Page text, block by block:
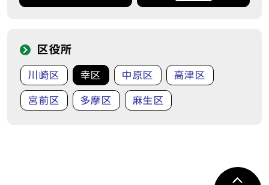
区役所
川崎区 幸区 中原区 高津区
宮前区 多摩区 麻生区